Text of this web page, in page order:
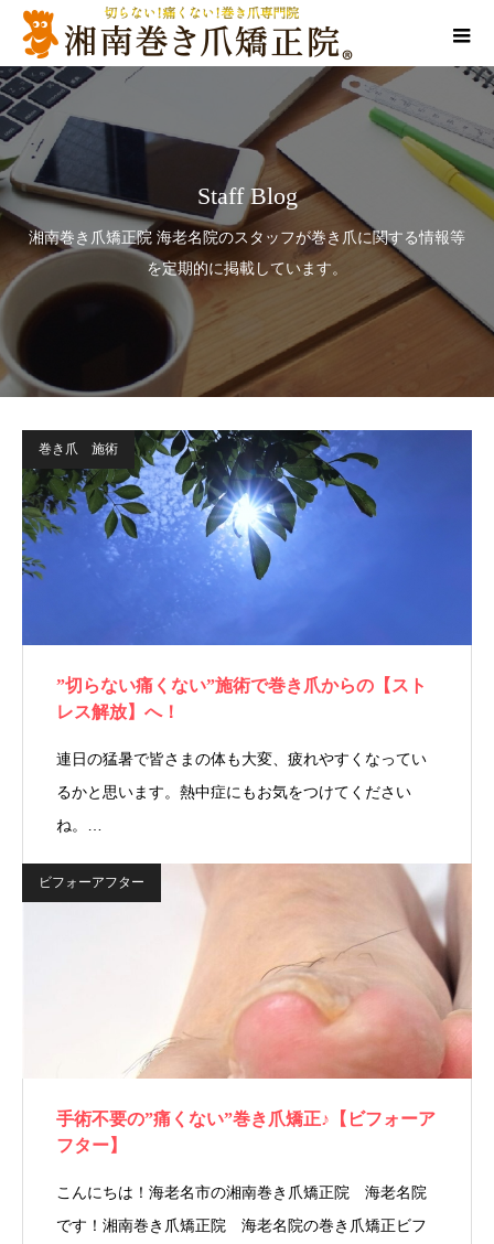
Staff Blog
湘南巻き爪矯正院 海老名院のスタッフが巻き爪に関する情報等
を定期的に掲載しています。
巻き爪 施術
”切らない痛くない”施術で巻き爪からの【スト
レス解放】へ！
連日の猛暑で皆さまの体も大変、疲れやすくなってい
るかと思います。熱中症にもお気をつけてください
ね。…
ビフォーアフター
手術不要の”痛くない”巻き爪矯正♪【ビフォーア
フター】
こんにちは！海老名市の湘南巻き爪矯正院 海老名院
です！湘南巻き爪矯正院 海老名院の巻き爪矯正ビフ